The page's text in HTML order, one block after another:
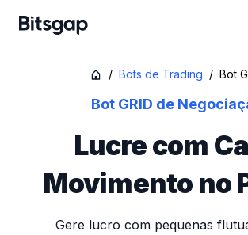
/ Bots de Trading / Bot
Bot GRID de
Lucre com
Movimento no
Gere lucro com pequenas